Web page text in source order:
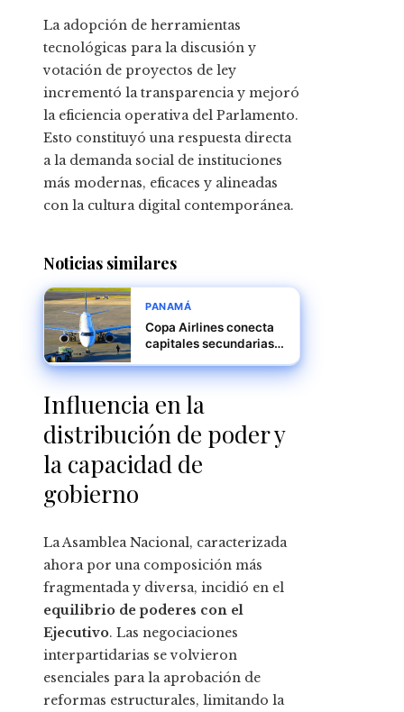
La adopción de herramientas
tecnológicas para la discusión y
votación de proyectos de ley
incrementó la transparencia y mejoró
la eficiencia operativa del Parlamento.
Esto constituyó una respuesta directa
a la demanda social de instituciones
más modernas, eficaces y alineadas
con la cultura digital contemporánea.
Noticias similares
PANAMÁ
Copa Airlines conecta
capitales secundarias
integración empresarial
Influencia en la
distribución de poder y
la capacidad de
gobierno
La Asamblea Nacional, caracterizada
ahora por una composición más
fragmentada y diversa, incidió en el
equilibrio de poderes con el
Ejecutivo. Las negociaciones
interpartidarias se volvieron
esenciales para la aprobación de
reformas estructurales, limitando la